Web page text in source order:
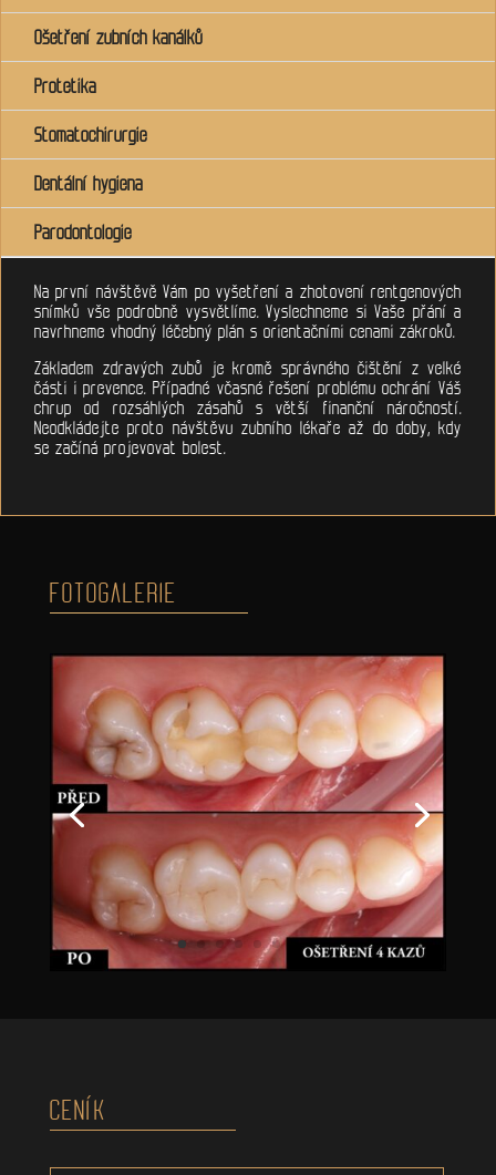
Ošetření zubních kanálků
Protetika
Stomatochirurgie
Dentální hygiena
Parodontologie
Na první návštěvě Vám po vyšetření a zhotovení rentgenových
snímků vše podrobně vysvětlíme. Vyslechneme si Vaše přání a
navrhneme vhodný léčebný plán s orientačními cenami zákroků.
Základem zdravých zubů je kromě správného čištění z velké
části i prevence. Případné včasné řešení problému ochrání Váš
chrup od rozsáhlých zásahů s větší finanční náročností.
Neodkládejte proto návštěvu zubního lékaře až do doby, kdy
se začíná projevovat bolest.
FOTOGALERIE
CENÍK